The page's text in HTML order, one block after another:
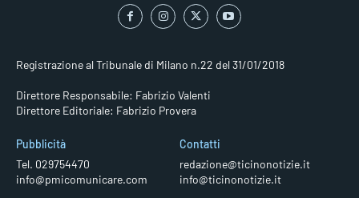
Registrazione al Tribunale di Milano n.22 del 31/01/2018
Direttore Responsabile: Fabrizio Valenti
Direttore Editoriale: Fabrizio Provera
Pubblicità
Tel. 029754470
info@pmicomunicare.com
Contatti
redazione@ticinonotizie.it
info@ticinonotizie.it